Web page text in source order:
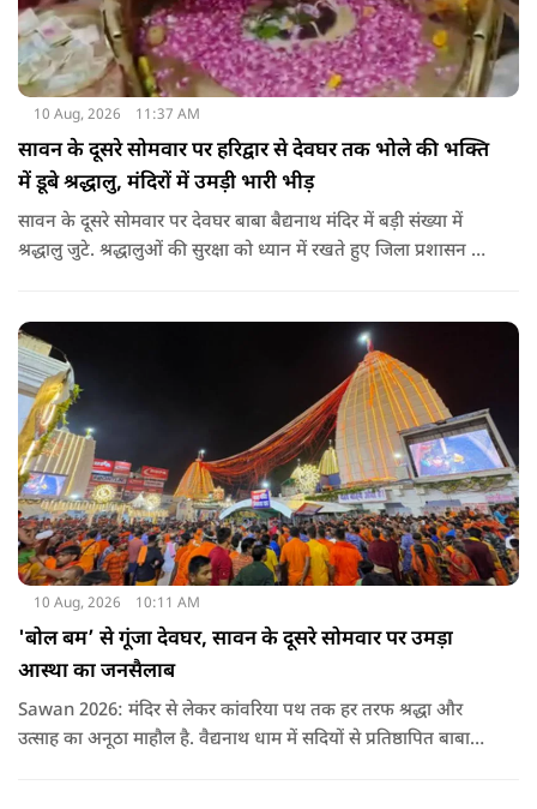
10 Aug, 2026 11:37 AM
सावन के दूसरे सोमवार पर हरिद्वार से देवघर तक भोले की भक्ति
में डूबे श्रद्धालु, मंदिरों में उमड़ी भारी भीड़
सावन के दूसरे सोमवार पर देवघर बाबा बैद्यनाथ मंदिर में बड़ी संख्या में
श्रद्धालु जुटे. श्रद्धालुओं की सुरक्षा को ध्यान में रखते हुए जिला प्रशासन की
इतनी ज्यादा भीड़ है कि हम जल नहीं चढ़ा पाए. भीड़ की वजह से अंदर
नहीं जा पाए और बाहर आकर बैठ गए हैं.
10 Aug, 2026 10:11 AM
'बोल बम’ से गूंजा देवघर, सावन के दूसरे सोमवार पर उमड़ा
आस्था का जनसैलाब
Sawan 2026: मंदिर से लेकर कांवरिया पथ तक हर तरफ श्रद्धा और
उत्साह का अनूठा माहौल है. वैद्यनाथ धाम में सदियों से प्रतिष्ठापित बाबा